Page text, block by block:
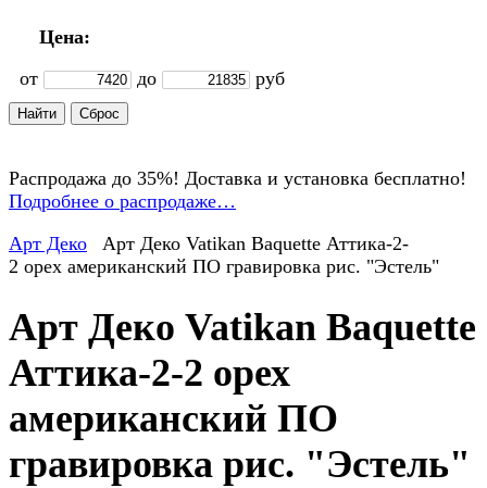
Цена:
от
до руб
Распродажа до 35%! Доставка и установка бесплатно!
Подробнее о распродаже…
Арт Деко
Арт Деко Vatikan Baquette Аттика-2-
2 орех американский ПО гравировка рис. "Эстель"
Арт Деко Vatikan Baquette
Аттика-2-2 орех
американский ПО
гравировка рис. "Эстель"